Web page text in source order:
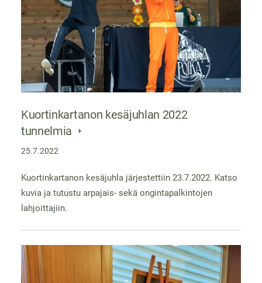
Kuortinkartanon kesäjuhlan 2022
tunnelmia
25.7.2022
Kuortinkartanon kesäjuhla järjestettiin 23.7.2022. Katso
kuvia ja tutustu arpajais- sekä ongintapalkintojen
lahjoittajiin.